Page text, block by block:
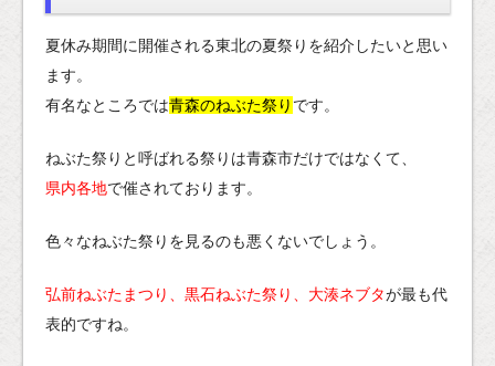
夏休み期間に開催される東北の夏祭りを紹介したいと思い
ます。
有名なところでは青森のねぶた祭り です。
ねぶた祭りと呼ばれる祭りは青森市だけではなくて、
県内各地で催されております。
色々なねぶた祭りを見るのも悪くないでしょう。
弘前ねぶたまつり、黒石ねぶた祭り、大湊ネブタが最も代
表的ですね。